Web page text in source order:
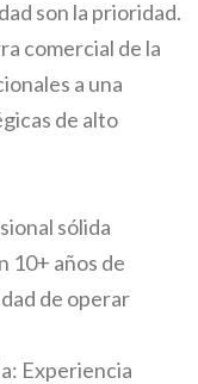
son la prioridad.
comercial de la
a una
de alto
sólida
10+ años de
de operar
Experiencia